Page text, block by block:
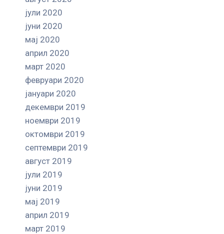
јули 2020
јуни 2020
мај 2020
април 2020
март 2020
февруари 2020
јануари 2020
декември 2019
ноември 2019
октомври 2019
септември 2019
август 2019
јули 2019
јуни 2019
мај 2019
април 2019
март 2019